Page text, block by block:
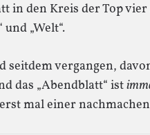
in den Kreis der Top vier
und „Welt“.
seitdem vergangen,
das „Abendblatt“ ist
mal einer